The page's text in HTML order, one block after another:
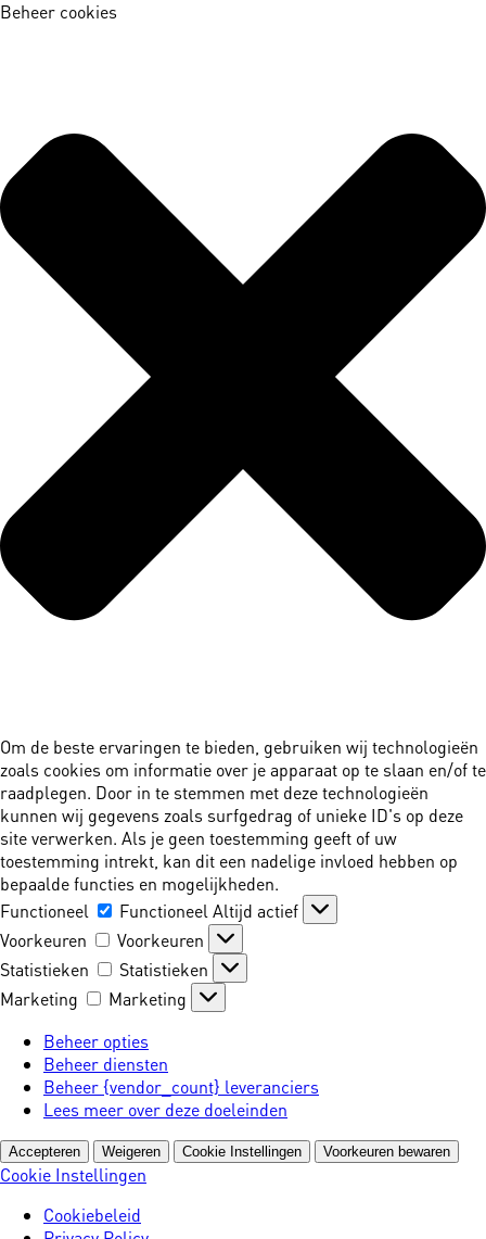
Beheer cookies
Om de beste ervaringen te bieden, gebruiken wij technologieën
zoals cookies om informatie over je apparaat op te slaan en/of te
raadplegen. Door in te stemmen met deze technologieën
kunnen wij gegevens zoals surfgedrag of unieke ID's op deze
site verwerken. Als je geen toestemming geeft of uw
toestemming intrekt, kan dit een nadelige invloed hebben op
bepaalde functies en mogelijkheden.
Functioneel
Functioneel Altijd actief
Voorkeuren
Voorkeuren
Statistieken
Statistieken
Marketing
Marketing
Beheer opties
Beheer diensten
Beheer {vendor_count} leveranciers
Lees meer over deze doeleinden
Accepteren Weigeren Cookie Instellingen Voorkeuren bewaren
Cookie Instellingen
Cookiebeleid